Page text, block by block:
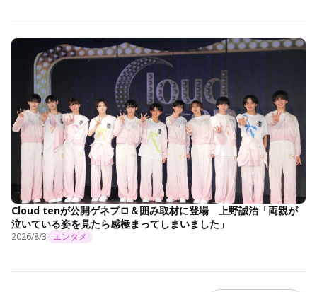
Cloud tenが公開ゲネプロ＆囲み取材に登場 上野誠治「両親が
泣いている姿を見たら感極まってしまいました」
2026/8/3 エンタメ